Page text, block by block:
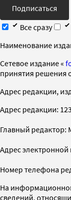
Подписаться
Все сразу
Наименование
Cетевое издание «
принятия решения
Адрес редакции,
Адрес редакции:
Главный редактор:
Адрес
Номер телефона
На
сведений,